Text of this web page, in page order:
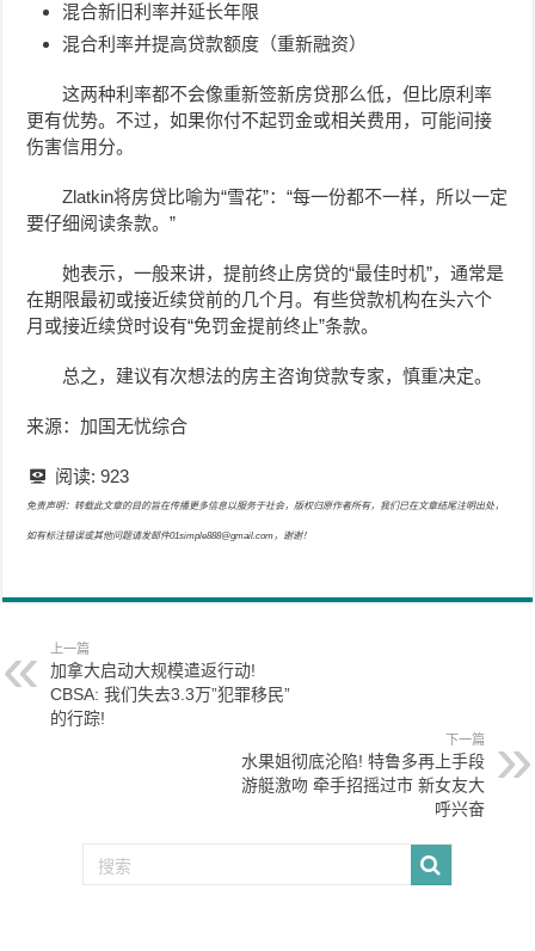
混合新旧利率并延长年限
混合利率并提高贷款额度（重新融资）
这两种利率都不会像重新签新房贷那么低，但比原利率
更有优势。不过，如果你付不起罚金或相关费用，可能间接
伤害信用分。
Zlatkin将房贷比喻为“雪花”：“每一份都不一样，所以一定
要仔细阅读条款。”
她表示，一般来讲，提前终止房贷的“最佳时机”，通常是
在期限最初或接近续贷前的几个月。有些贷款机构在头六个
月或接近续贷时设有“免罚金提前终止”条款。
总之，建议有次想法的房主咨询贷款专家，慎重决定。
来源：加国无忧综合
阅读: 923
免责声明：转载此文章的目的旨在传播更多信息以服务于社会，版权归原作者所有，我们已在文章结尾注明出处，
如有标注错误或其他问题请发邮件01simple888@gmail.com，谢谢！
上一篇
加拿大启动大规模遣返行动!
CBSA: 我们失去3.3万”犯罪移民”
的行踪!
下一篇
水果姐彻底沦陷! 特鲁多再上手段
游艇激吻 牵手招摇过市 新女友大
呼兴奋